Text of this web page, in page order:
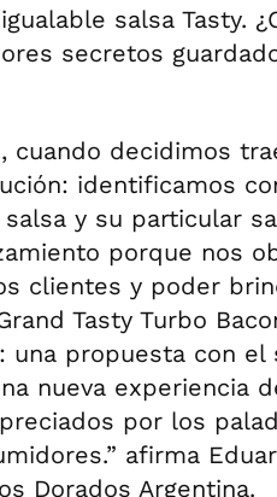
salsa Tasty.
secretos
cuando decidimos
identificamos
y su particular
porque nos
clientes y poder
Tasty Turbo
una propuesta con el
nueva experiencia
por los
afirma
Dorados Argentina.